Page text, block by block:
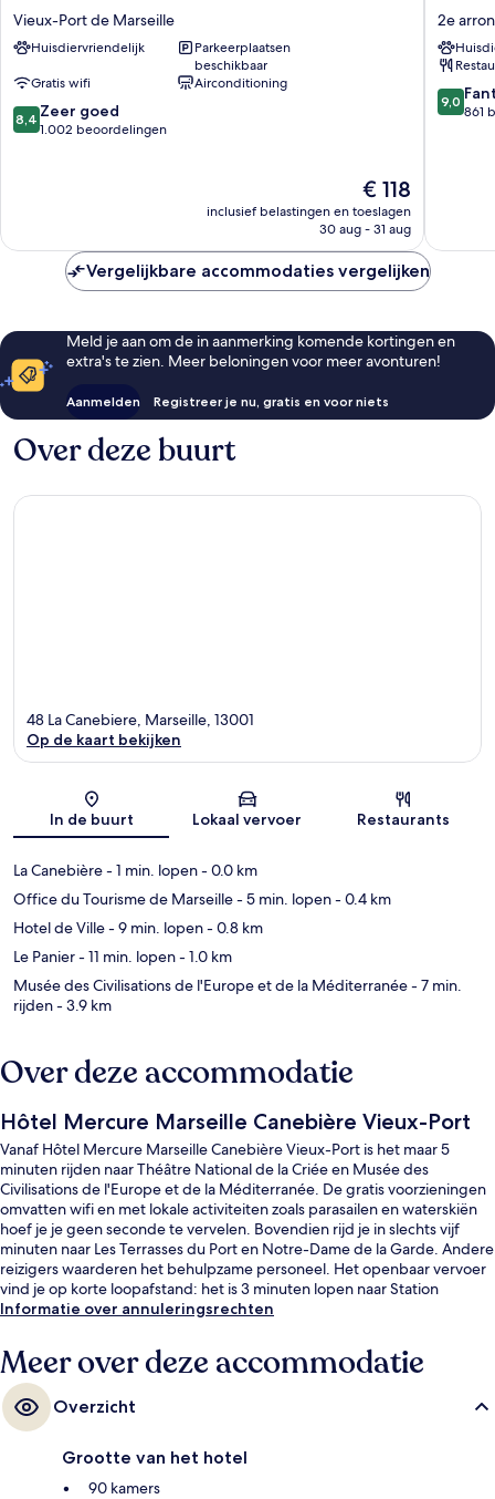
Marseille
Centre
Vieux
Vieux-
Port
de
Vieux-Port de Marseille
Huisdiervriendelijk
Parkeerplaatsen
beschikbaar
Gratis wifi
Airconditioning
8.4
van
8,4 Zeer goed
1.002 beoordelingen
De
prijs
is
€ 118
inclusief belastingen en toeslagen
30 aug - 31 aug
2e
2e
9.0
van
9,0
861
Vergelijkbare accommodaties vergelijken
Meld je aan om de in aanmerking komende kortingen en
extra's te zien. Meer beloningen voor meer avonturen!
Aanmelden Registreer je nu, gratis en voor niets
Over deze buurt
Kaart
48 La Canebiere, Marseille, 13001
Op de kaart bekijken
In de buurt Lokaal vervoer Restaurants
La Canebière- 1 min. lopen- 0.0 km
Office du Tourisme de Marseille- 5 min. lopen- 0.4 km
Hotel de Ville- 9 min. lopen- 0.8 km
Le Panier- 11 min. lopen- 1.0 km
Musée des Civilisations de l'Europe et de la Méditerranée- 7 min.
rijden- 3.9 km
Over deze accommodatie
Hôtel Mercure Marseille Canebière Vieux-Port
Vanaf Hôtel Mercure Marseille Canebière Vieux-Port is het maar 5
minuten rijden naar Théâtre National de la Criée en Musée des
Civilisations de l'Europe et de la Méditerranée. De gratis voorzieningen
omvatten wifi en met lokale activiteiten zoals parasailen en waterskiën
hoef je je geen seconde te vervelen. Bovendien rijd je in slechts vijf
minuten naar Les Terrasses du Port en Notre-Dame de la Garde. Andere
reizigers waarderen het behulpzame personeel. Het openbaar vervoer
vind je op korte loopafstand: het is 3 minuten lopen naar Station
Noailles en 5 minuten naar Station Vieux-Port.
Informatie over annuleringsrechten
Meer over deze accommodatie
Overzicht
Grootte van het hotel
90 kamers